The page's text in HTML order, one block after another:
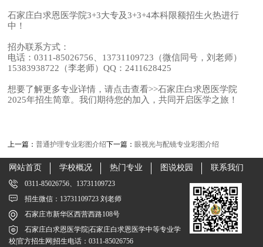
石家庄白求恩医学院3+3大专及3+3+4本科限额招生火热进行
中！
招办联系方式：
电话：0311-85026756、13731109723（微信同号，刘老师）
15383938722（李老师）QQ：2411628425
想要了解更多专业详情，请点击查看>>石家庄白求恩医学院
2025年招生简章。我们期待您的加入，共同开启医学之旅！
上一篇：普通护理专业彩图介绍下一篇：眼视光与配镜专业彩图介绍
网站首页 学校概况 热门专业 图说校园 联系我们
0311-85026756、13731109723
招生微信：13731109723 刘老师
石家庄市新华区西营西路108号
石家庄白求恩医学院|石家庄白求恩医学中等专业学
校|官方招生网|招生电话：0311-85026756